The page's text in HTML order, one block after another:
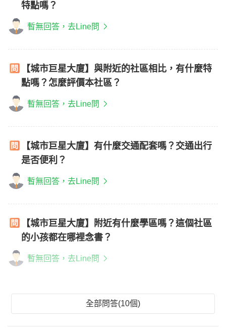
特點嗎？
暫無回答，去Line問
【城市巨星大廈】與附近的社區相比，有什麼特
點嗎？怎麼評價本社區？
暫無回答，去Line問
【城市巨星大廈】有什麼交通配套嗎？交通出行
是否便利？
暫無回答，去Line問
【城市巨星大廈】附近有什麼學區嗎？這個社區
的小孩都在哪裡念書？
暫無回答，去Line問
全部問答(10個)